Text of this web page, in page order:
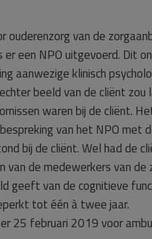
van de
een NPO uitgevoerd. Dit
aanwezige klinisch
beeld van de cliënt
waren bij de cliënt.
van het NPO met
bij de cliënt. Wel had de
van de medewerkers van
geeft van de cognitieve
tot één à twee jaar.
25 februari 2019 voor